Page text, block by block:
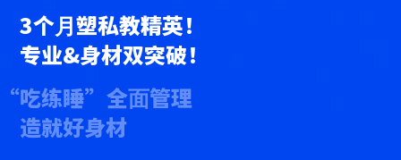
3个⽉塑私教精英！
专业&身材双突破！
吃练睡”全⾯管理
造就好身材